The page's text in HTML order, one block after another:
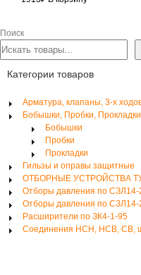
Поиск
Категории товаров
Арматура, клапаны, 3-х
Бобышки, Пробки, Прокладки
Бобышки
Пробки
Прокладки
Гильзы и оправы защитные
ОТБОРНЫЕ УСТРОЙСТВА ТУ
Отборы давления по СЗЛ14-
Отборы давления по СЗЛ14-
Расширители по ЗК4-1-95
Соединения НСН, НСВ, СВ,